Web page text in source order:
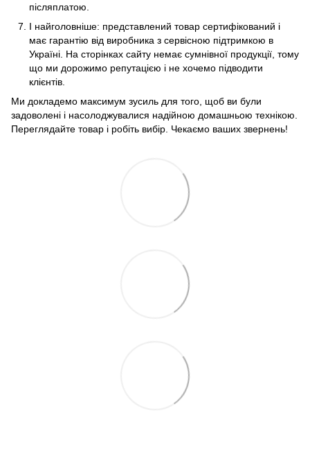
післяплатою.
І найголовніше: представлений товар сертифікований і
має гарантію від виробника з сервісною підтримкою в
Україні. На сторінках сайту немає сумнівної продукції, тому
що ми дорожимо репутацією і не хочемо підводити
клієнтів.
Ми докладемо максимум зусиль для того, щоб ви були
задоволені і насолоджувалися надійною домашньою технікою.
Переглядайте товар і робіть вибір. Чекаємо ваших звернень!